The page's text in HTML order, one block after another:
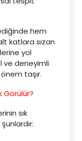
hem
katlara sızan
yol
ve deneyimli
taşır.
Görülür?
sık